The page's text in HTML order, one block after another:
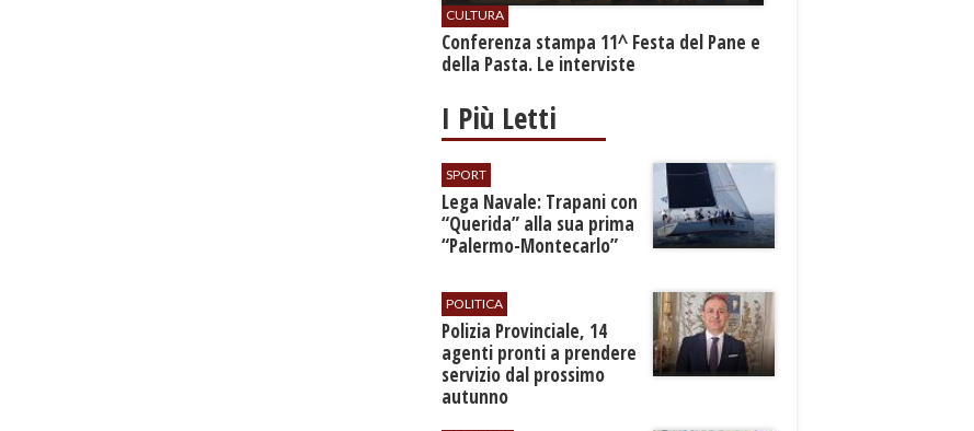
CULTURA
Conferenza stampa 11^ Festa del Pane e
della Pasta. Le interviste
I Più Letti
SPORT
​Lega Navale: Trapani con
“Querida” alla sua prima
“Palermo-Montecarlo”
POLITICA
​Polizia Provinciale, 14
agenti pronti a prendere
servizio dal prossimo
autunno